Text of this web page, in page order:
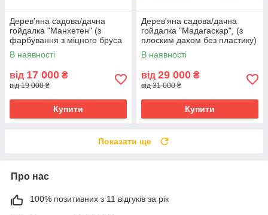
Дерев'яна садова/дачна
гойдалка "Манхетен" (з
фарбування з міцного бруса
100 на 100 мм)
В наявності
від 17 000 ₴
від 19 000 ₴
Купити
Дерев'яна садова/дачна
гойдалка "Мадагаскар", (з
плоским дахом без пластику)
В наявності
від 29 000 ₴
від 31 000 ₴
Купити
Показати ще
Про нас
100% позитивних з 11 відгуків за рік